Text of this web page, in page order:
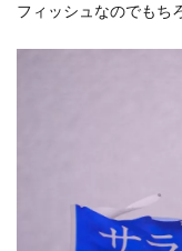
フィッシュなのでもち